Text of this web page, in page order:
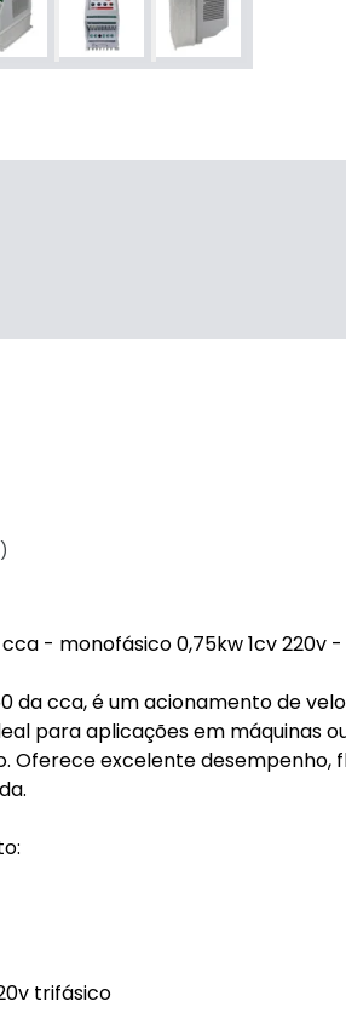
- monofásico 0,75kw 1cv 220v -
da cca, é um acionamento de
para aplicações em máquinas
Oferece excelente desempenho,
trifásico